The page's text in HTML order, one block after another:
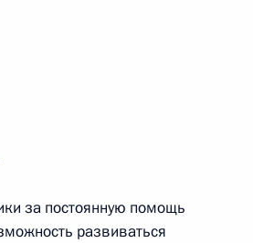
за постоянную помощь
развиваться